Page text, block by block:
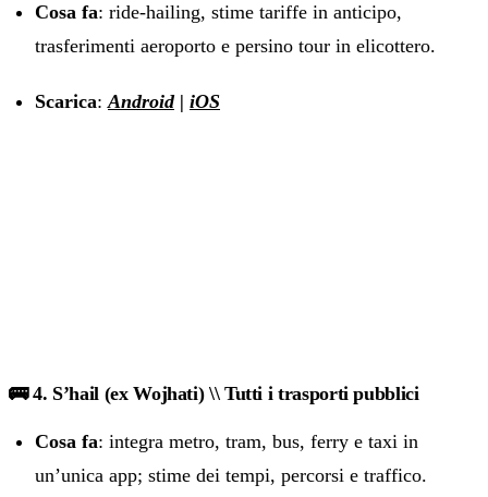
Cosa fa: ride-hailing, stime tariffe in anticipo,
trasferimenti aeroporto e persino tour in elicottero.
Scarica:Android | iOS
🚌 4. S’hail (ex Wojhati) \\ Tutti i trasporti pubblici
Cosa fa: integra metro, tram, bus, ferry e taxi in
un’unica app; stime dei tempi, percorsi e traffico.